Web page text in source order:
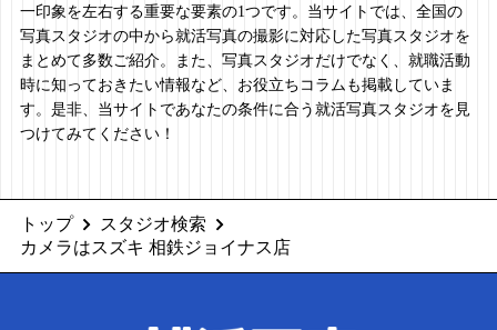
一印象を左右する重要な要素の1つです。当サイトでは、全国の
写真スタジオの中から就活写真の撮影に対応した写真スタジオを
まとめて多数ご紹介。また、写真スタジオだけでなく、就職活動
時に知っておきたい情報など、お役立ちコラムも掲載していま
す。是非、当サイトであなたの条件に合う就活写真スタジオを見
つけてみてください！
トップ
スタジオ検索
カメラはスズキ 相鉄ジョイナス店